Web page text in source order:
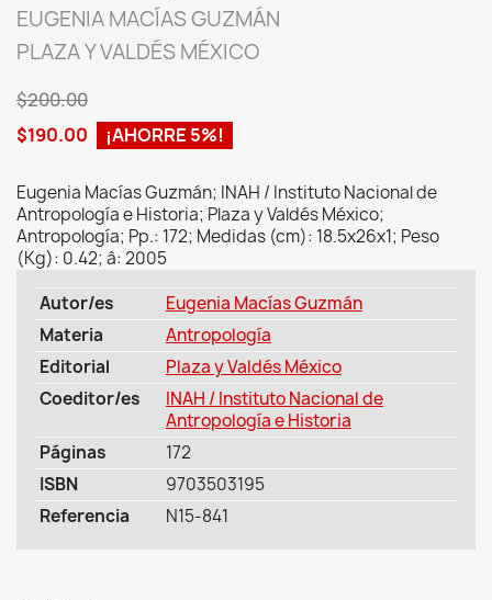
EUGENIA MACÍAS GUZMÁN
PLAZA Y VALDÉS MÉXICO
$200.00
$190.00
¡AHORRE 5%!
Eugenia Macías Guzmán; INAH / Instituto Nacional de
Antropología e Historia; Plaza y Valdés México;
Antropología; Pp.: 172; Medidas (cm): 18.5x26x1; Peso
(Kg): 0.42; â: 2005
Autor/es
Eugenia Macías Guzmán
Materia
Antropología
Editorial
Plaza y Valdés México
Coeditor/es
INAH / Instituto Nacional de
Antropología e Historia
Páginas
172
ISBN
9703503195
Referencia
N15-841